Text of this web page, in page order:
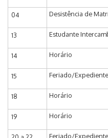
04 Desistência de
13 Estudante
14 Horário
15 Feriado/
18 Horário
19 Horário
Feriado/